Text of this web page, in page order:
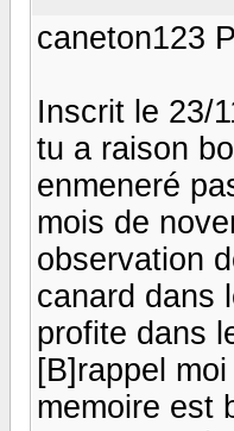
caneton123
Inscrit le 23/
tu a raison
enmeneré
mois de
observation
canard dans
profite dans
[B]rappel
memoire est